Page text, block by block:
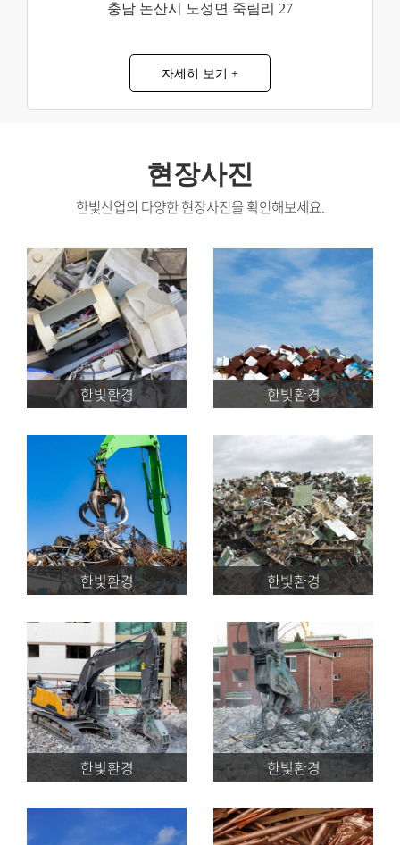
충남 논산시 노성면 죽림리 27
자세히 보기 +
현장사진
한빛산업의 다양한 현장사진을 확인해보세요.
한빛환경 한빛환경
한빛환경 한빛환경
한빛환경 한빛환경